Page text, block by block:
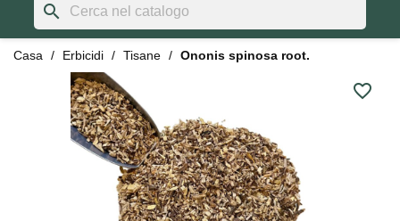
search
Casa Erbicidi Tisane Ononis spinosa root.
favorite_border